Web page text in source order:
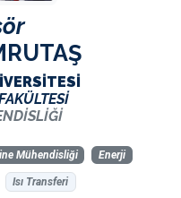
Mühendisliği Enerji
Isı Transferi